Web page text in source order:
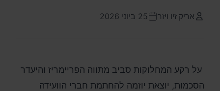
אריק זיו ויזר 25 ביוני 2026
על רקע המחלוקות סביב מתווה הפריימריז והיעדר
הסכמות, יוצאת יוזמה להחתמת חברי הוועידה